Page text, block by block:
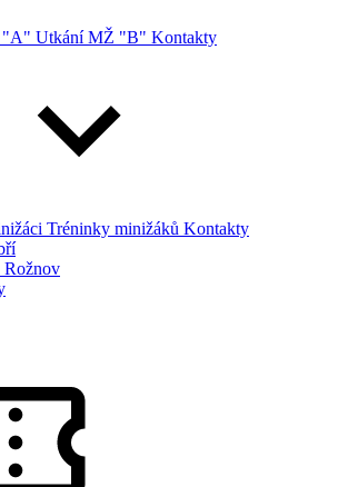
"A" Utkání MŽ "B" Kontakty
Tréninky minižáků Kontakty
Rožnov